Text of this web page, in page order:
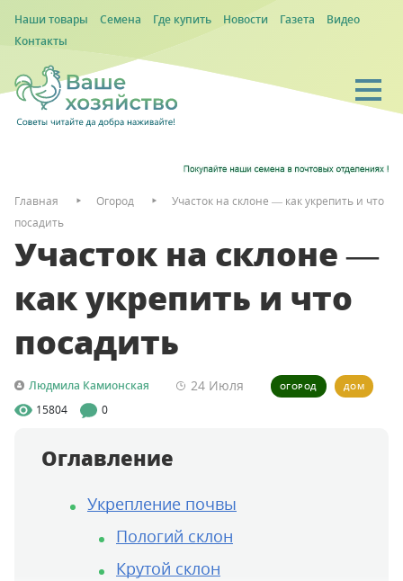
Наши товары Семена Где купить Новости Газета
Видео
Контакты
Главная Огород
Участок на склоне — как укрепить и что
посадить
Участок на склоне —
как укрепить и что
посадить
Людмила Камионская 24 Июля ОГОРОД ДОМ
15804 0
Оглавление
Укрепление почвы
Пологий склон
Крутой склон